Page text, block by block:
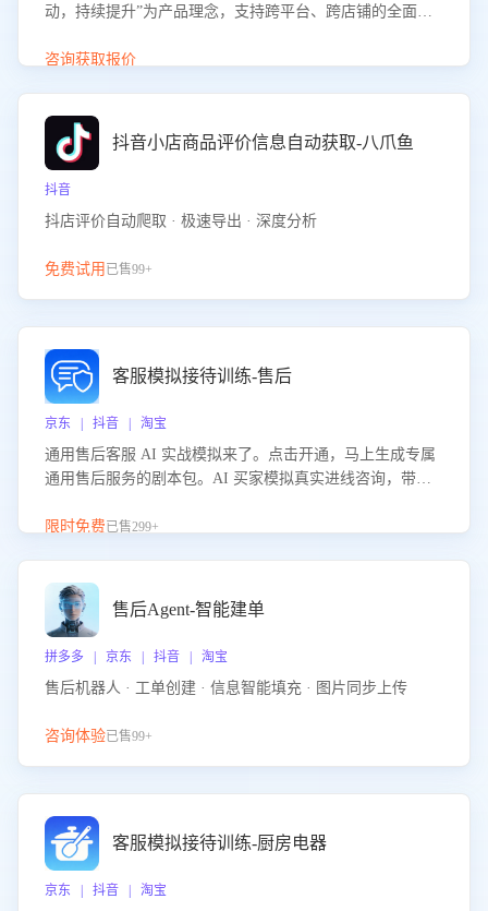
动，持续提升”为产品理念，支持跨平台、跨店铺的全面、
升客服团队的销服能力。
咨询获取报价
抖音小店商品评价信息自动获取-八爪鱼
抖音
抖店评价自动爬取 · 极速导出 · 深度分析
免费试用 已售99+
客服模拟接待训练-售后
京东 | 抖音 | 淘宝
通用售后客服 AI 实战模拟来了。点击开通，马上生成专属
通用售后服务的剧本包。AI 买家模拟真实进线咨询，带您
的应对要点，轻松提升服务能力。
限时免费已售299+
售后Agent-智能建单
拼多多 | 京东 | 抖音 | 淘宝
售后机器人 · 工单创建 · 信息智能填充 · 图片同步上传
咨询体验已售99+
客服模拟接待训练-厨房电器
京东 | 抖音 | 淘宝